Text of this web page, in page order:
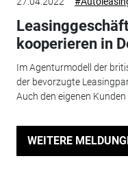
kooperieren in
Im Agenturmodell der
der bevorzugte
Auch den eigenen Kunden
WEITERE